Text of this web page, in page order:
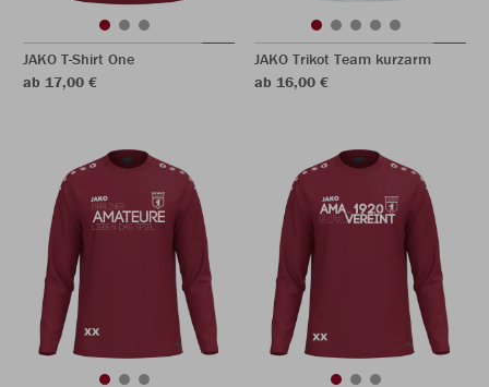
JAKO T-Shirt One
ab 17,00 €
JAKO Trikot Team kurzarm
ab 16,00 €